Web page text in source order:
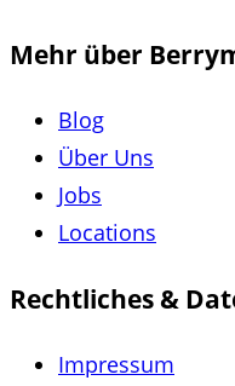
Mehr über
Blog
Über Uns
Jobs
Locations
Rechtliches &
Impressum